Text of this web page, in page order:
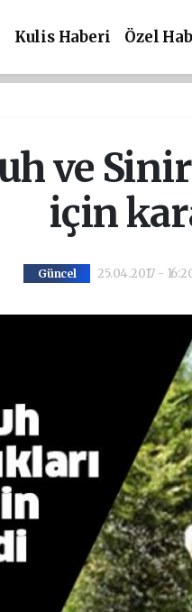
Kulis Haberi Özel
ve
için
Güncel 25.04.2017 -